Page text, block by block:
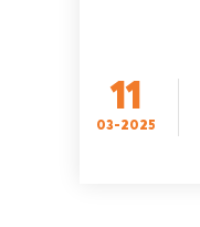
11
03-2025